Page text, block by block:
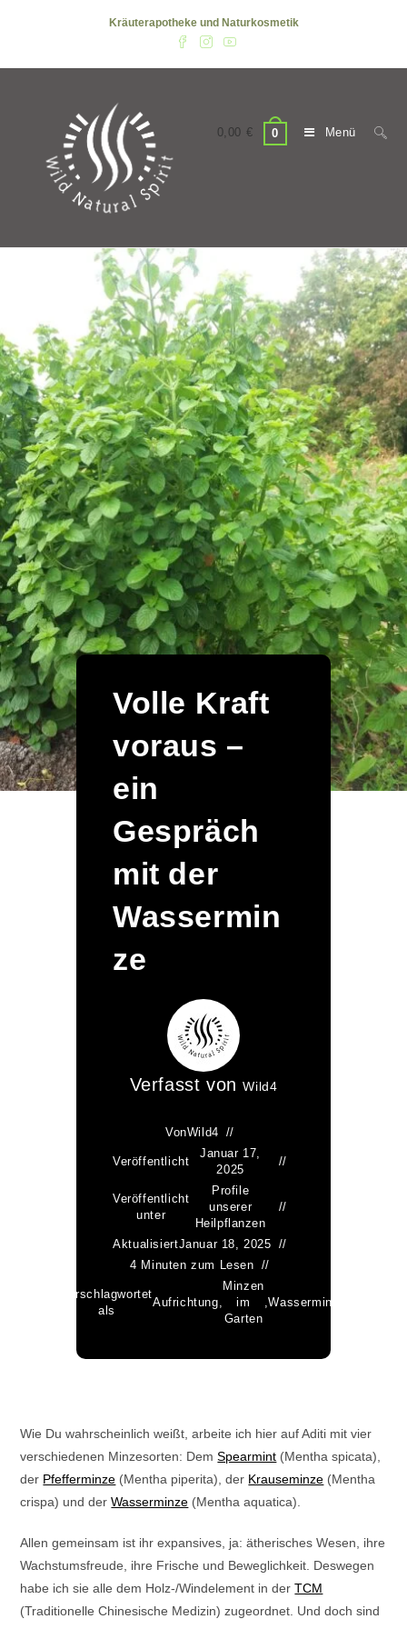
Kräuterapotheke und Naturkosmetik
0,00 € 0 Menü
Volle Kraft
voraus –
ein
Gespräch
mit der
Wassermin
ze
Verfasst vonWild4
VonWild4
Veröffentlicht
Januar 17,
2025
Veröffentlicht
unter
Profile
unserer
Heilpflanzen
AktualisiertJanuar 18, 2025
4 Minuten zum Lesen
Verschlagwortet
als
Aufrichtung,
Minzen
im
Garten
,Wasserminze
Wie Du wahrscheinlich weißt, arbeite ich hier auf Aditi mit vier
verschiedenen Minzesorten: DemSpearmint (Mentha spicata),
der Pfefferminze (Mentha piperita), der Krauseminze (Mentha
crispa) und derWasserminze (Mentha aquatica).
Allen gemeinsam ist ihr expansives, ja: ätherisches Wesen, ihre
Wachstumsfreude, ihre Frische und Beweglichkeit. Deswegen
habe ich sie alle dem Holz-/Windelement in derTCM
(Traditionelle Chinesische Medizin) zugeordnet. Und doch sind